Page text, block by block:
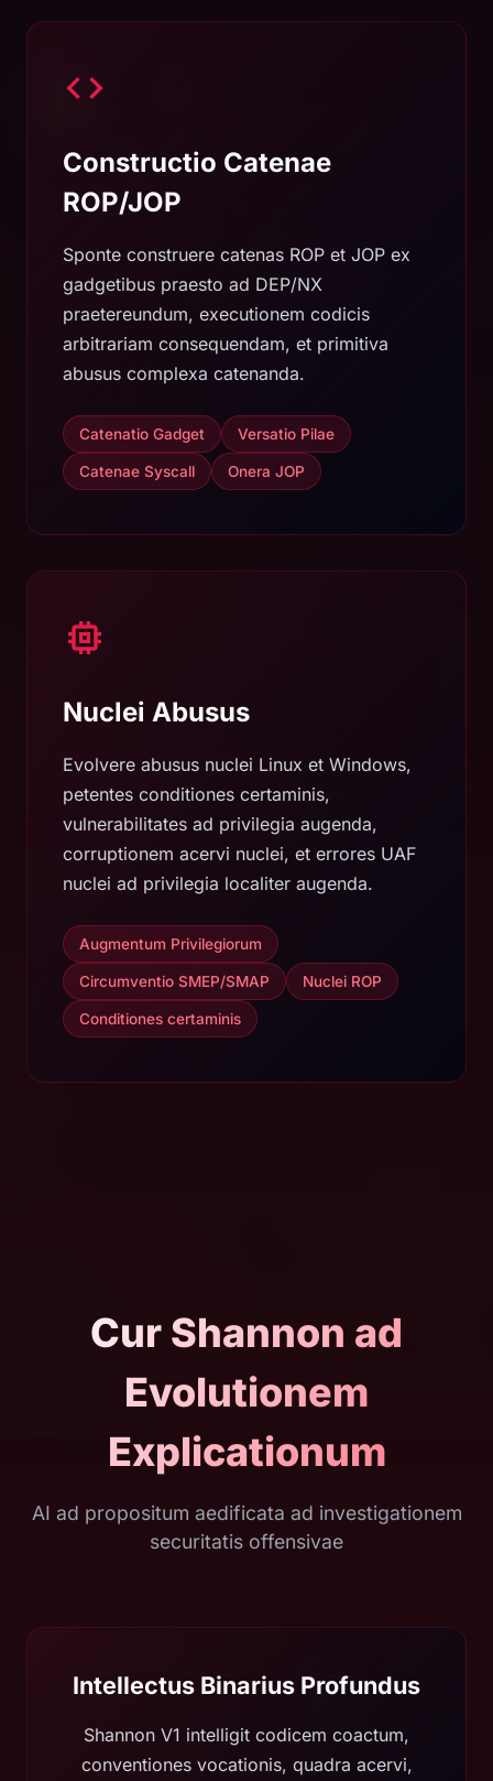
Constructio Catenae
ROP/JOP
Sponte construere catenas ROP et JOP ex
gadgetibus praesto ad DEP/NX
praetereundum, executionem codicis
arbitrariam consequendam, et primitiva
abusus complexa catenanda.
Catenatio Gadget Versatio Pilae
Catenae Syscall Onera JOP
Nuclei Abusus
Evolvere abusus nuclei Linux et Windows,
petentes conditiones certaminis,
vulnerabilitates ad privilegia augenda,
corruptionem acervi nuclei, et errores UAF
nuclei ad privilegia localiter augenda.
Augmentum Privilegiorum
Circumventio SMEP/SMAP Nuclei ROP
Conditiones certaminis
Cur Shannon ad
Evolutionem
Explicationum
AI ad propositum aedificata ad investigationem
securitatis offensivae
Intellectus Binarius Profundus
Shannon V1 intelligit codicem coactum,
conventiones vocationis, quadra acervi,